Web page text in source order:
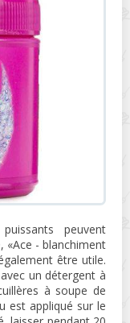
peuvent
«Ace - blanchiment
être utile.
un détergent à
à soupe de
est appliqué sur le